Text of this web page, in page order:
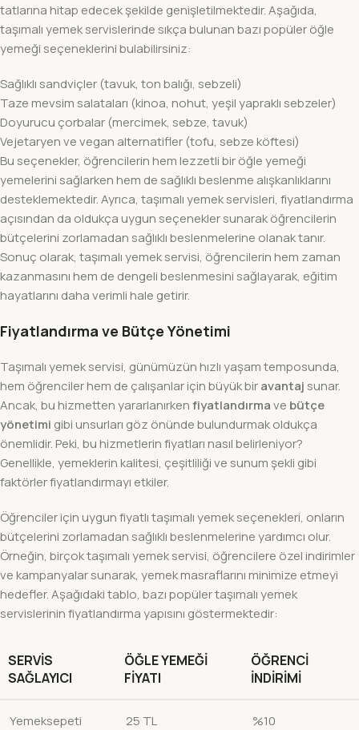
tatlarına hitap edecek şekilde genişletilmektedir. Aşağıda,
taşımalı yemek servislerinde sıkça bulunan bazı popüler öğle
yemeği seçeneklerini bulabilirsiniz:
Sağlıklı sandviçler (tavuk, ton balığı, sebzeli)
Taze mevsim salataları (kinoa, nohut, yeşil yapraklı sebzeler)
Doyurucu çorbalar (mercimek, sebze, tavuk)
Vejetaryen ve vegan alternatifler (tofu, sebze köftesi)
Bu seçenekler, öğrencilerin hem lezzetli bir öğle yemeği
yemelerini sağlarken hem de sağlıklı beslenme alışkanlıklarını
desteklemektedir. Ayrıca, taşımalı yemek servisleri, fiyatlandırma
açısından da oldukça uygun seçenekler sunarak öğrencilerin
bütçelerini zorlamadan sağlıklı beslenmelerine olanak tanır.
Sonuç olarak, taşımalı yemek servisi, öğrencilerin hem zaman
kazanmasını hem de dengeli beslenmesini sağlayarak, eğitim
hayatlarını daha verimli hale getirir.
Fiyatlandırma ve Bütçe Yönetimi
Taşımalı yemek servisi, günümüzün hızlı yaşam temposunda,
hem öğrenciler hem de çalışanlar için büyük biravantaj sunar.
Ancak, bu hizmetten yararlanırkenfiyatlandırmave bütçe
yönetimi gibi unsurları göz önünde bulundurmak oldukça
önemlidir. Peki, bu hizmetlerin fiyatları nasıl belirleniyor?
Genellikle, yemeklerin kalitesi, çeşitliliği ve sunum şekli gibi
faktörler fiyatlandırmayı etkiler.
Öğrenciler için uygun fiyatlı taşımalı yemek seçenekleri, onların
bütçelerini zorlamadan sağlıklı beslenmelerine yardımcı olur.
Örneğin, birçok taşımalı yemek servisi, öğrencilere özel indirimler
ve kampanyalar sunarak, yemek masraflarını minimize etmeyi
hedefler. Aşağıdaki tablo, bazı popüler taşımalı yemek
servislerinin fiyatlandırma yapısını göstermektedir:
SERVIS
SAĞLAYICI
ÖĞLE YEMEĞI
FIYATI
ÖĞRENCI
İNDIRIMI
Yemeksepeti 25 TL %10